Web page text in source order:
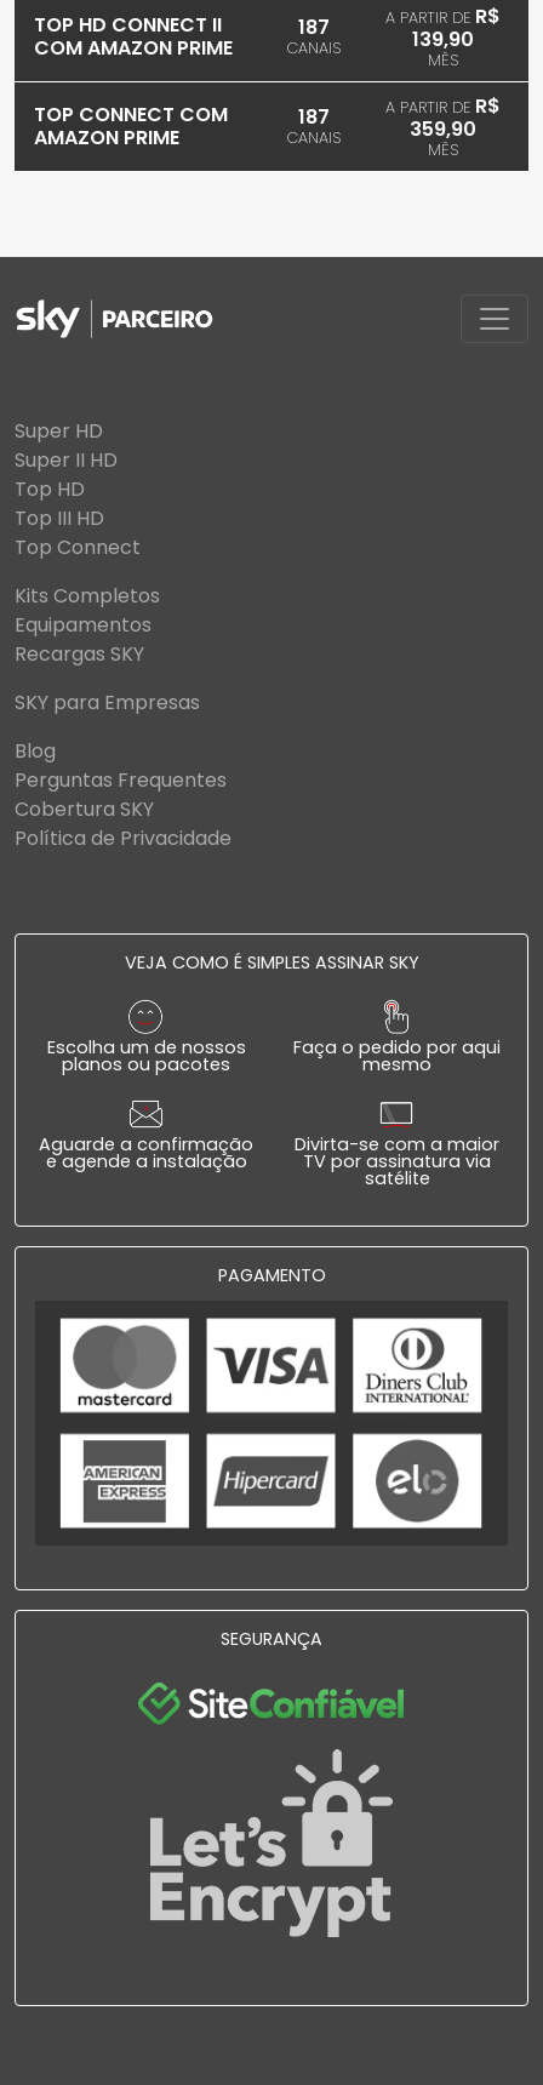
TOP HD CONNECT II
COM AMAZON PRIME
187
CANAIS
A PARTIR DE R$
139,90
MÊS
TOP CONNECT COM
AMAZON PRIME
187
CANAIS
A PARTIR DE R$
359,90
MÊS
Super HD
Super II HD
Top HD
Top III HD
Top Connect
Kits Completos
Equipamentos
Recargas SKY
SKY para Empresas
Blog
Perguntas Frequentes
Cobertura SKY
Política de Privacidade
VEJA COMO É SIMPLES ASSINAR SKY
Escolha um de nossos
planos ou pacotes
Faça o pedido por aqui
mesmo
Aguarde a confirmação
e agende a instalação
Divirta-se com a maior
TV por assinatura via
satélite
PAGAMENTO
SEGURANÇA